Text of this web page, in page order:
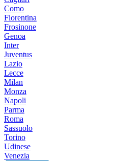
Como
Fiorentina
Frosinone
Genoa
Inter
Juventus
Lazio
Lecce
Milan
Monza
Napoli
Parma
Roma
Sassuolo
Torino
Udinese
Venezia